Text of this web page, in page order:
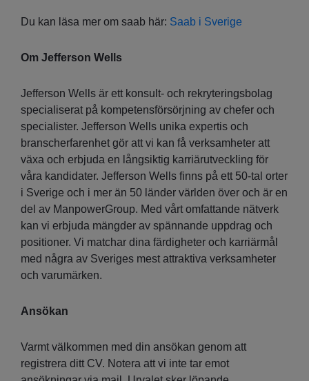
Du kan läsa mer om saab här: Saab i Sverige
Om Jefferson Wells
Jefferson Wells är ett konsult- och rekryteringsbolag
specialiserat på kompetensförsörjning av chefer och
specialister. Jefferson Wells unika expertis och
branscherfarenhet gör att vi kan få verksamheter att
växa och erbjuda en långsiktig karriärutveckling för
våra kandidater. Jefferson Wells finns på ett 50-tal orter
i Sverige och i mer än 50 länder världen över och är en
del av ManpowerGroup. Med vårt omfattande nätverk
kan vi erbjuda mängder av spännande uppdrag och
positioner. Vi matchar dina färdigheter och karriärmål
med några av Sveriges mest attraktiva verksamheter
och varumärken.
Ansökan
Varmt välkommen med din ansökan genom att
registrera ditt CV. Notera att vi inte tar emot